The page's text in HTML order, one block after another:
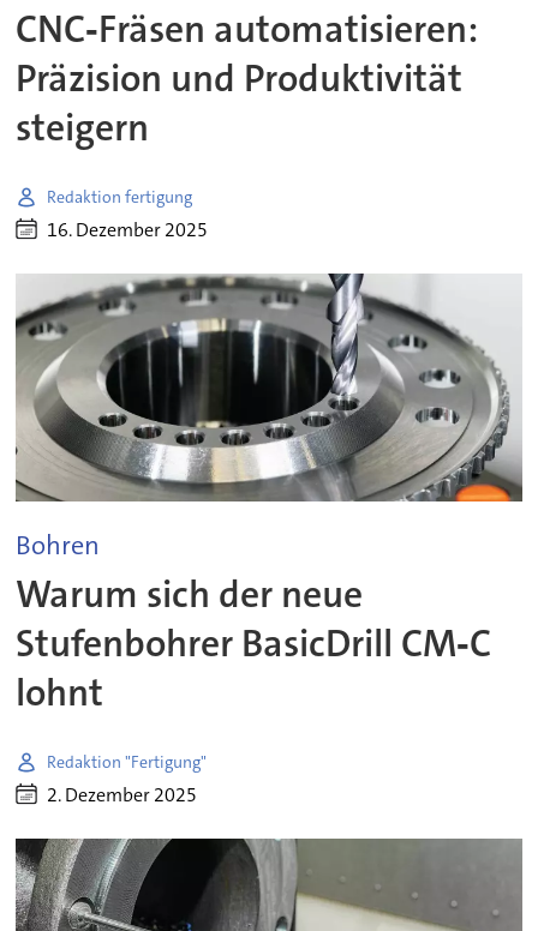
CNC‑Fräsen automatisieren:
Präzision und Produktivität
steigern
Redaktion fertigung
16. Dezember 2025
Bohren
Warum sich der neue
Stufenbohrer BasicDrill CM‑C
lohnt
Redaktion "Fertigung"
2. Dezember 2025